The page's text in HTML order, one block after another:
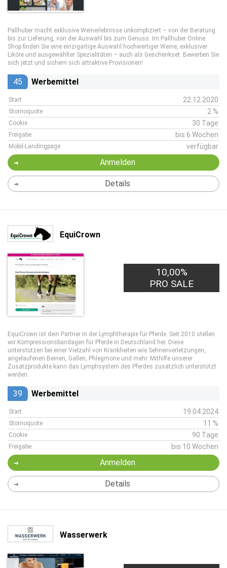
Pallhuber macht exklusive Weinerlebnisse unkompliziert – von der Beratung
bis zur Lieferung, von der Auswahl bis zum Genuss. Im Pallhuber Online
Shop finden Sie eine einzigartige Auswahl hochwertiger Weine, exklusiver
Liköre und ausgewählter Spezialitäten – auch als Geschenkset. Bewerben Sie
sich jetzt und sichern sich attraktive Provisionen!
45 Werbemittel
Start 22.12.2020
Stornoquote 2 %
Cookie 30 Tage
Freigabe bis 6 Wochen
Mobil-Landingpage verfügbar
Anmelden
Details
EquiCrown
10,00%
PRO SALE
EquiCrown ist dein Partner in der Lymphtherapie für Pferde. Seit 2010 stellen
wir Kompressionsbandagen für Pferde in Deutschland her. Diese
unterstützen bei einer Vielzahl von Krankheiten wie Sehnenverletzungen,
angelaufenen Beinen, Gallen, Phlegmone und mehr. Mithilfe unserer
Zusatzprodukte kann das Lymphsystem des Pferdes zusätzlich unterstützt
werden.
39 Werbemittel
Start 19.04.2024
Stornoquote 11 %
Cookie 90 Tage
Freigabe bis 10 Wochen
Anmelden
Details
Wasserwerk